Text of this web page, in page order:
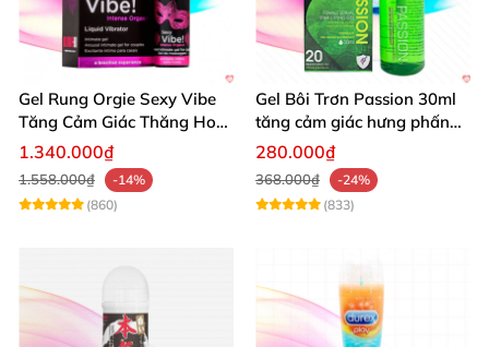
Gel Rung Orgie Sexy Vibe
Tăng Cảm Giác Thăng Hoa
Mạnh Mẽ
1.340.000₫
1.558.000₫
-14%
(860)
Gel Bôi Trơn Passion 30ml
tăng cảm giác hưng phấn
cho nữ
280.000₫
368.000₫
-24%
(833)